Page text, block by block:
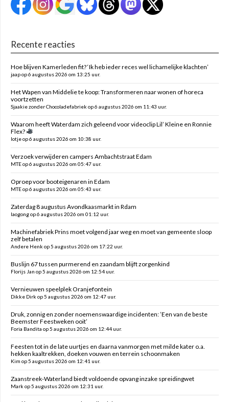
Recente reacties
Hoe blijven Kamerleden fit? ‘Ik heb ieder reces wel lichamelijke klachten’
jaap op 6 augustus 2026 om 13:25 uur.
Het Wapen van Middelie te koop: Transformeren naar wonen of horeca
voortzetten
Sjaakie zonder Chocoladefabriek op 6 augustus 2026 om 11:43 uur.
Waarom heeft Waterdam zich geleend voor videoclip Lil’ Kleine en Ronnie
Flex?
lotje op 6 augustus 2026 om 10:38 uur.
Verzoek verwijderen campers Ambachtstraat Edam
MTE op 6 augustus 2026 om 05:47 uur.
Oproep voor booteigenaren in Edam
MTE op 6 augustus 2026 om 05:43 uur.
Zaterdag 8 augustus Avondkaasmarkt in Rdam
laogong op 6 augustus 2026 om 01:12 uur.
Machinefabriek Prins moet volgend jaar weg en moet van gemeente sloop
zelf betalen
Andere Henk op 5 augustus 2026 om 17:22 uur.
Buslijn 67 tussen purmerend en zaandam blijft zorgenkind
Florijs Jan op 5 augustus 2026 om 12:54 uur.
Vernieuwen speelplek Oranjefontein
Dikke Dirk op 5 augustus 2026 om 12:47 uur.
Druk, zonnig en zonder noemenswaardige incidenten: ’Een van de beste
Beemster Feestweken ooit’
Foria Bandita op 5 augustus 2026 om 12:44 uur.
Feesten tot in de late uurtjes en daarna vanmorgen met milde kater o.a.
hekken kaaltrekken, doeken vouwen en terrein schoonmaken
Kim op 5 augustus 2026 om 12:41 uur.
Zaanstreek-Waterland biedt voldoende opvang inzake spreidingwet
Mark op 5 augustus 2026 om 12:31 uur.